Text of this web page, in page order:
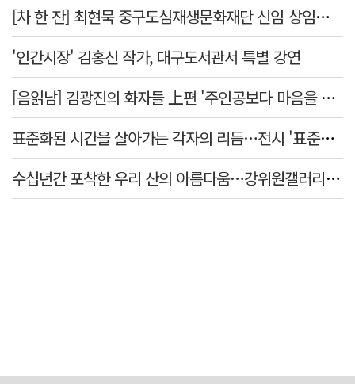
[차 한 잔] 최현묵 중구도심재생문화재단 신임 상임이사 "서문시장·경상감영 등 지역 자원 활용…문화의 일상화"
'인간시장' 김홍신 작가, 대구도서관서 특별 강연
[음읽남] 김광진의 화자들 上편 '주인공보다 마음을 쓴 사람'
표준화된 시간을 살아가는 각자의 리듬…전시 '표준시차'
수십년간 포착한 우리 산의 아름다움…강위원갤러리 '팔공·지리展' 개최